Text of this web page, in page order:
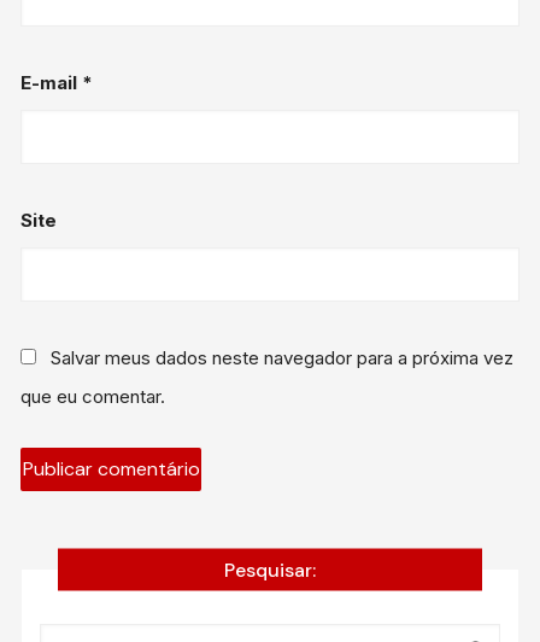
E-mail *
Site
Salvar meus dados neste navegador para a próxima vez
que eu comentar.
Pesquisar: